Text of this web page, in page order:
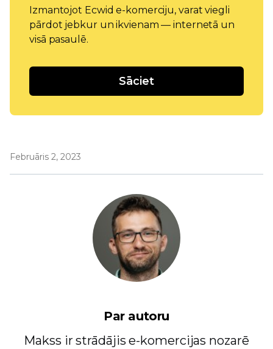
Izmantojot Ecwid e-komerciju, varat viegli
pārdot jebkur un ikvienam — internetā un
visā pasaulē.
Sāciet
Februāris 2, 2023
Par autoru
Makss ir strādājis e-komercijas nozarē